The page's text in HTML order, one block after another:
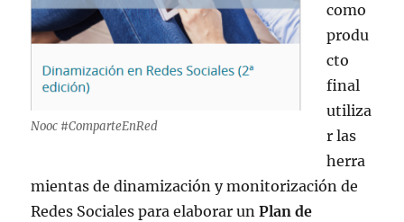
Nooc #ComparteEnRed
como
produ
cto
final
utiliza
r las
herra
mientas de dinamización y monitorización de
Redes Sociales para elaborar unPlan de